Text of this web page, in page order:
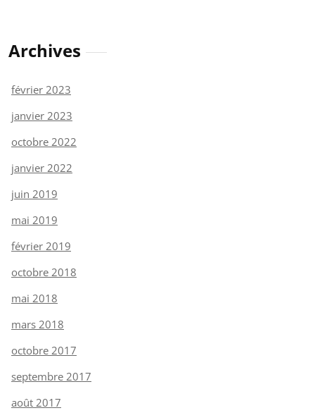
Archives
février 2023
janvier 2023
octobre 2022
janvier 2022
juin 2019
mai 2019
février 2019
octobre 2018
mai 2018
mars 2018
octobre 2017
septembre 2017
août 2017